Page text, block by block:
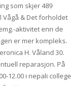
som skjer 489
Vågå & Det forholdet
aktivitet enn de
er mer kompleks.
H. Våland 30.
reparasjon. På
12.00 i nepali college